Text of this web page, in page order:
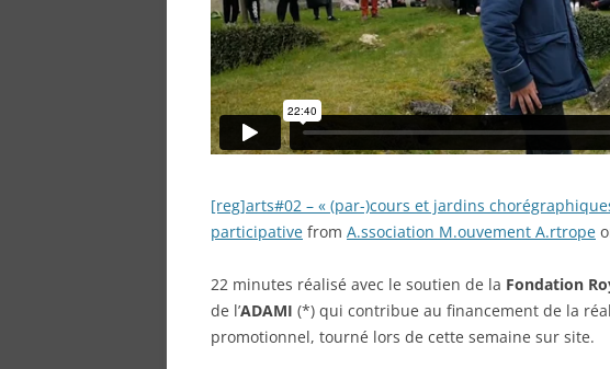
[reg]arts#02 – « (par-)cours et jardins
participative from A.ssociation M.ouvement A.rtrope
22 minutes réalisé avec le soutien de la Fondation
de l’ADAMI (*) qui contribue au financement de la
promotionnel, tourné lors de cette semaine sur site.